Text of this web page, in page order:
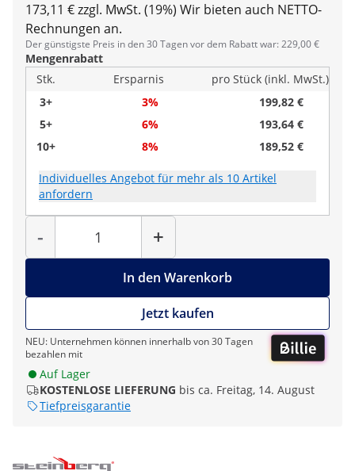
173,11 € zzgl. MwSt. (19%) Wir bieten auch NETTO-
Rechnungen an.
Der günstigste Preis in den 30 Tagen vor dem Rabatt war: 229,00 €
Mengenrabatt
Stk.
Ersparnis
pro Stück (inkl. MwSt.)
3+
3%
199,82 €
5+
6%
193,64 €
10+
8% 189,52 €
Individuelles Angebot für mehr als 10 Artikel
anfordern
-
Menge
+
In den Warenkorb
Jetzt kaufen
NEU: Unternehmen können innerhalb von 30 Tagen
bezahlen mit
Auf Lager
KOSTENLOSE LIEFERUNG bis ca. Freitag, 14. August
Tiefpreisgarantie